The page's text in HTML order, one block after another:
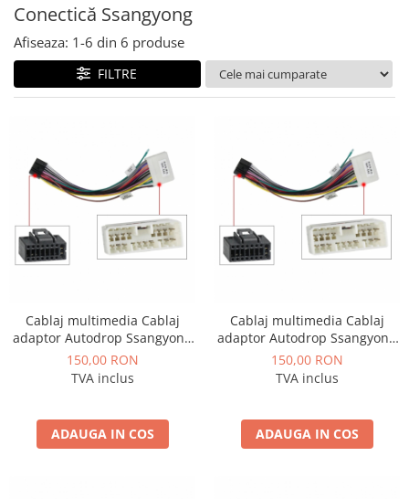
Audi
Mercedes Benz
Ford
Opel
Dacia
Peugeot
Hyundai
Conectică Ssangyong
Afiseaza: 1-6 din 6 produse
FILTRE
Cablaj multimedia Cablaj
adaptor Autodrop Ssangyong
Korando (2011-2013) pentru
Navigații multimedia Android
150,00 RON
TVA inclus
ADAUGA IN COS
Cablaj multimedia Cablaj
adaptor Autodrop Ssangyong
Rexton (2006-2011) pentru
Navigații multimedia Android
150,00 RON
TVA inclus
ADAUGA IN COS